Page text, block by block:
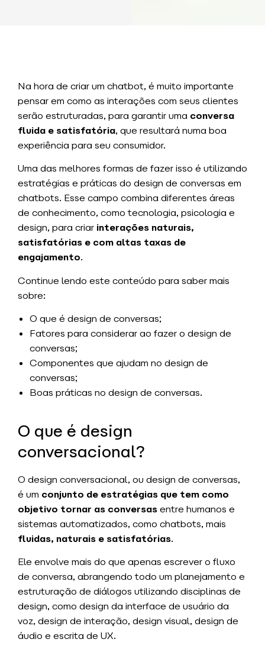
Na hora de criar um chatbot, é muito importante
pensar em como as interações com seus clientes
serão estruturadas, para garantir uma conversa
fluida e satisfatória, que resultará numa boa
experiência para seu consumidor.
Uma das melhores formas de fazer isso é utilizando
estratégias e práticas do design de conversas em
chatbots. Esse campo combina diferentes áreas
de conhecimento, como tecnologia, psicologia e
design, para criar interações naturais,
satisfatórias e com altas taxas de
engajamento.
Continue lendo este conteúdo para saber mais
sobre:
O que é design de conversas;
Fatores para considerar ao fazer o design de
conversas;
Componentes que ajudam no design de
conversas;
Boas práticas no design de conversas.
O que é design
conversacional?
O design conversacional, ou design de conversas,
é um conjunto de estratégias que tem como
objetivo tornar as conversasentre humanos e
sistemas automatizados, como chatbots, mais
fluidas, naturais e satisfatórias.
Ele envolve mais do que apenas escrever o fluxo
de conversa, abrangendo todo um planejamento e
estruturação de diálogos utilizando disciplinas de
design, como design da interface de usuário da
voz, design de interação, design visual, design de
áudio e escrita de UX.